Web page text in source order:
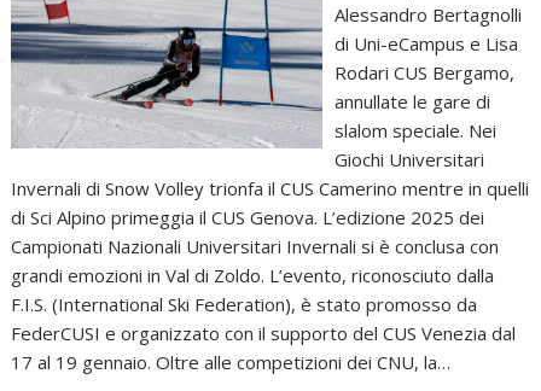
Alessandro Bertagnolli
di Uni-eCampus e Lisa
Rodari CUS Bergamo,
annullate le gare di
slalom speciale. Nei
Giochi Universitari
Invernali di Snow Volley trionfa il CUS Camerino mentre in quelli
di Sci Alpino primeggia il CUS Genova. L’edizione 2025 dei
Campionati Nazionali Universitari Invernali si è conclusa con
grandi emozioni in Val di Zoldo. L’evento, riconosciuto dalla
F.I.S. (International Ski Federation), è stato promosso da
FederCUSI e organizzato con il supporto del CUS Venezia dal
17 al 19 gennaio. Oltre alle competizioni dei CNU, la…